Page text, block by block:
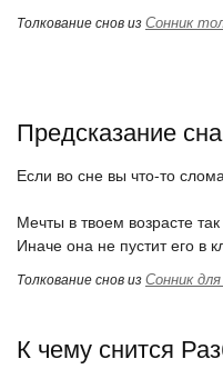
Толкование снов изСонник
Предсказание
Если во сне вы что-то
Мечты в твоем возрасте
Иначе она не пустит его в
Толкование снов изСонник
К чему снится